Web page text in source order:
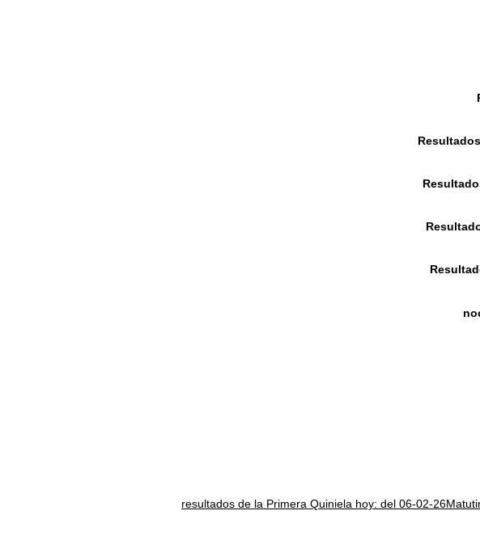
resultados de la Primera Quiniela hoy: del 06-02-